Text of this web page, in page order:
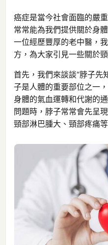
癌症是當今社會面臨的嚴
常常能為我們提供關於身
一位經歷豐厚的老中醫，
方，為大家引見一些關於
首先，我們來談談“脖子先
子是人體的重要部位之一
身體的氣血運轉和代謝的
問題時，脖子常常會先呈
頸部淋巴腫大、頸部疼痛等